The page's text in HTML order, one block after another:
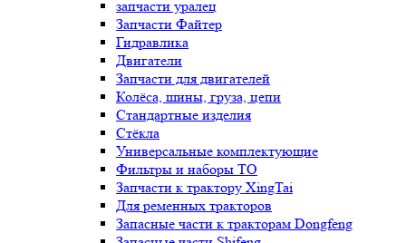
запчасти уралец
Запчасти Файтер
Гидравлика
Двигатели
Запчасти для двигателей
Колёса, шины, груза, цепи
Стандартные изделия
Стёкла
Универсальные комплектующие
Фильтры и наборы ТО
Запчасти к трактору XingTai
Для ременных тракторов
Запасные части к тракторам Dongfeng